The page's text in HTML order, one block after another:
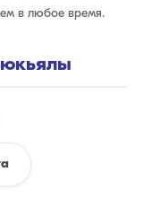
в любое время.